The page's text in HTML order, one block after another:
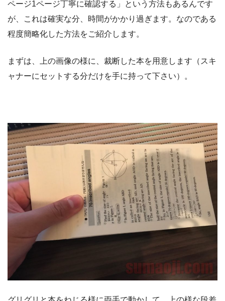
ページ1ページ丁寧に確認する」という方法もあるんです
が、これは確実な分、時間がかかり過ぎます。なのである
程度簡略化した方法をご紹介します。
まずは、上の画像の様に、裁断した本を用意します（スキ
ャナーにセットする分だけを手に持って下さい）。